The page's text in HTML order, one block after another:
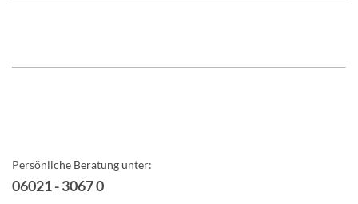
Persönliche Beratung unter:
06021 - 3067 0